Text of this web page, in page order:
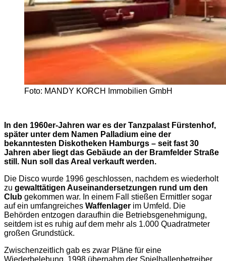
Foto: MANDY KORCH Immobilien GmbH
In den 1960er-Jahren war es der Tanzpalast Fürstenhof,
später unter dem Namen Palladium eine der
bekanntesten Diskotheken Hamburgs – seit fast 30
Jahren aber liegt das Gebäude an der Bramfelder Straße
still. Nun soll das Areal verkauft werden.
Die Disco wurde 1996 geschlossen, nachdem es wiederholt
zu gewalttätigen Auseinandersetzungen rund um den
Club gekommen war. In einem Fall stießen Ermittler sogar
auf ein umfangreiches Waffenlager im Umfeld. Die
Behörden entzogen daraufhin die Betriebsgenehmigung,
seitdem ist es ruhig auf dem mehr als 1.000 Quadratmeter
großen Grundstück.
Zwischenzeitlich gab es zwar Pläne für eine
Wiederbelebung. 1998 übernahm der Spielhallenbetreiber